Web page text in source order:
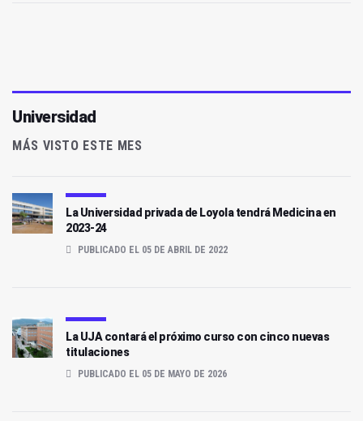
Universidad
MÁS VISTO ESTE MES
La Universidad privada de Loyola tendrá Medicina en
2023-24
PUBLICADO EL 05 DE ABRIL DE 2022
La UJA contará el próximo curso con cinco nuevas
titulaciones
PUBLICADO EL 05 DE MAYO DE 2026